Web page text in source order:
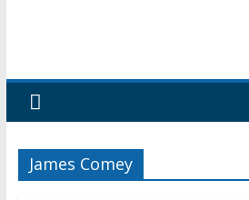
James Comey